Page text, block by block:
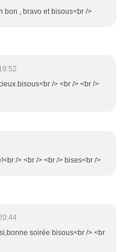
bon , bravo et bisous<br />
/> <br /> <br />
/> <br /> <br /> bises<br />
soirée bisous<br /> <br